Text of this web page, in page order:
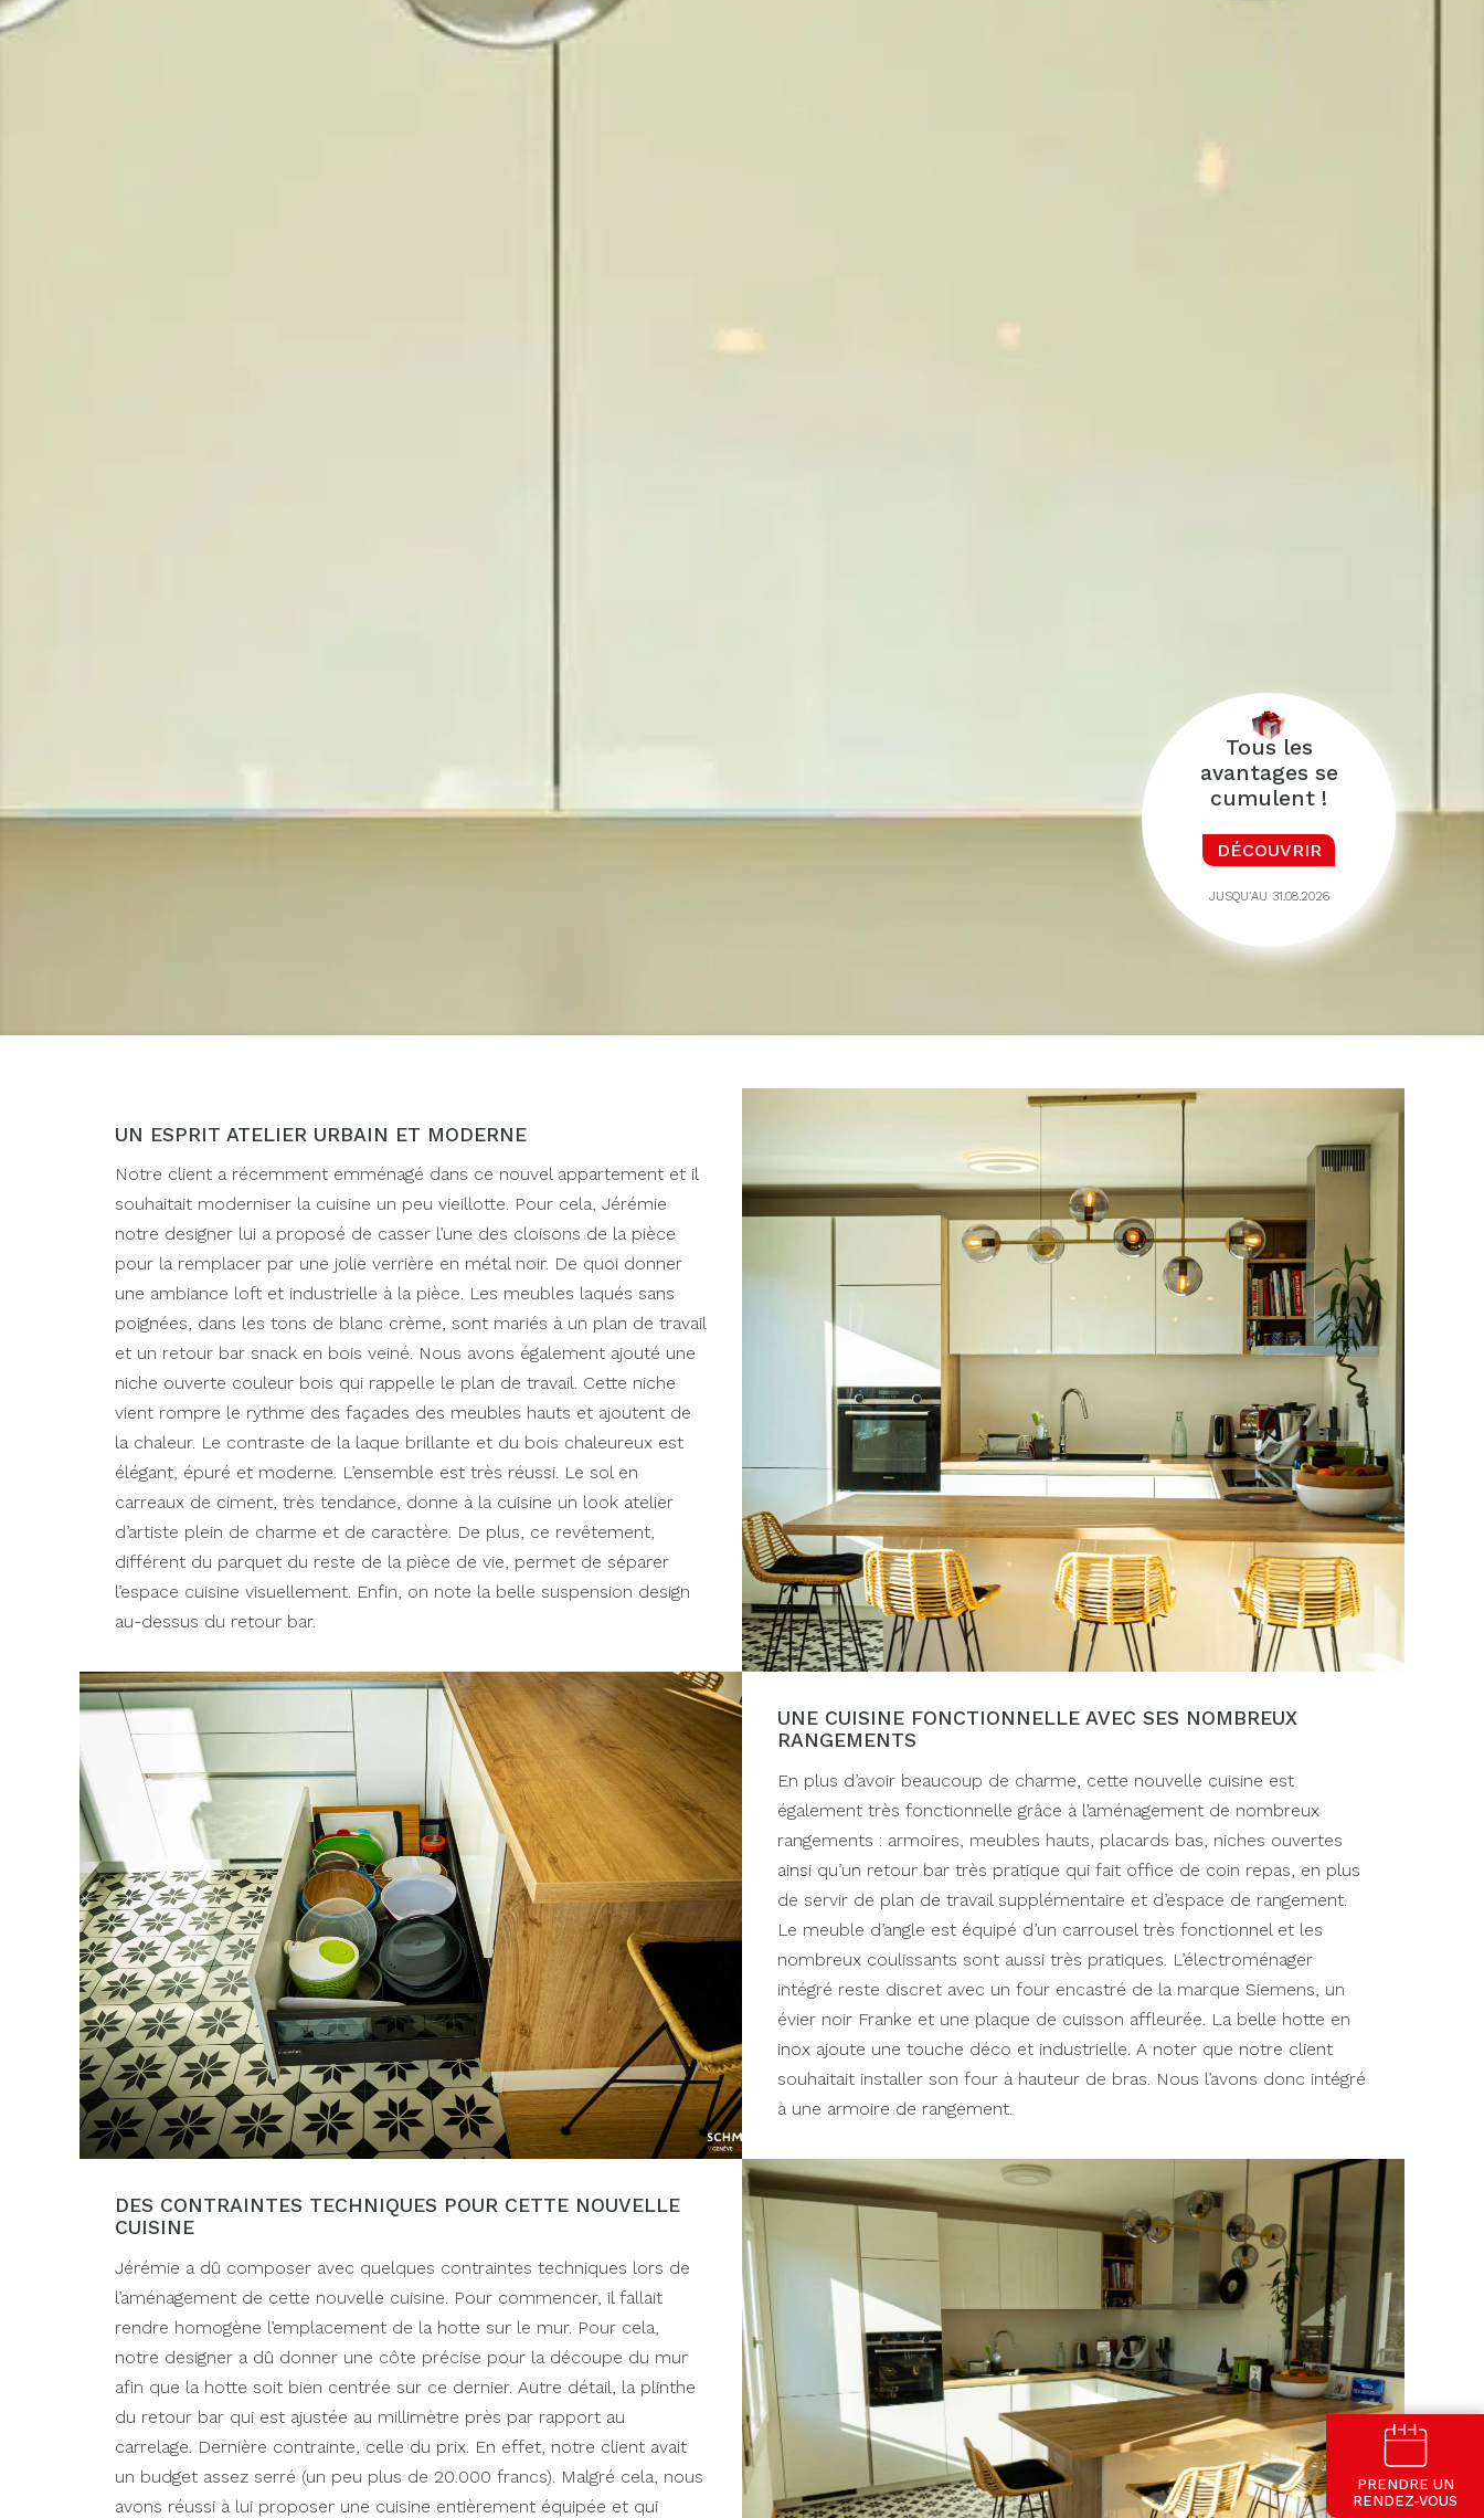
PRENDRE UN
RENDEZ-VOUS
Tous les
avantages se
cumulent !
DÉCOUVRIR
JUSQU'AU 31.08.2026
UN ESPRIT ATELIER URBAIN ET MODERNE
Notre client a récemment emménagé dans ce nouvel appartement et il
souhaitait moderniser la cuisine un peu vieillotte. Pour cela, Jérémie
notre designer lui a proposé de casser l’une des cloisons de la pièce
pour la remplacer par une jolie verrière en métal noir. De quoi donner
une ambiance loft et industrielle à la pièce. Les meubles laqués sans
poignées, dans les tons de blanc crème, sont mariés à un plan de travail
et un retour bar snack en bois veiné. Nous avons également ajouté une
niche ouverte couleur bois qui rappelle le plan de travail. Cette niche
vient rompre le rythme des façades des meubles hauts et ajoutent de
la chaleur. Le contraste de la laque brillante et du bois chaleureux est
élégant, épuré et moderne. L’ensemble est très réussi. Le sol en
carreaux de ciment, très tendance, donne à la cuisine un look atelier
d’artiste plein de charme et de caractère. De plus, ce revêtement,
différent du parquet du reste de la pièce de vie, permet de séparer
l’espace cuisine visuellement. Enfin, on note la belle suspension design
au-dessus du retour bar.
UNE CUISINE FONCTIONNELLE AVEC SES NOMBREUX
RANGEMENTS
En plus d’avoir beaucoup de charme, cette nouvelle cuisine est
également très fonctionnelle grâce à l’aménagement de nombreux
rangements : armoires, meubles hauts, placards bas, niches ouvertes
ainsi qu’un retour bar très pratique qui fait office de coin repas, en plus
de servir de plan de travail supplémentaire et d’espace de rangement.
Le meuble d’angle est équipé d’un carrousel très fonctionnel et les
nombreux coulissants sont aussi très pratiques. L’électroménager
intégré reste discret avec un four encastré de la marque Siemens, un
évier noir Franke et une plaque de cuisson affleurée. La belle hotte en
inox ajoute une touche déco et industrielle. A noter que notre client
souhaitait installer son four à hauteur de bras. Nous l’avons donc intégré
à une armoire de rangement.
DES CONTRAINTES TECHNIQUES POUR CETTE NOUVELLE
CUISINE
Jérémie a dû composer avec quelques contraintes techniques lors de
l’aménagement de cette nouvelle cuisine. Pour commencer, il fallait
rendre homogène l’emplacement de la hotte sur le mur. Pour cela,
notre designer a dû donner une côte précise pour la découpe du mur
afin que la hotte soit bien centrée sur ce dernier. Autre détail, la plinthe
du retour bar qui est ajustée au millimètre près par rapport au
carrelage. Dernière contrainte, celle du prix. En effet, notre client avait
un budget assez serré (un peu plus de 20.000 francs). Malgré cela, nous
avons réussi à lui proposer une cuisine entièrement équipée et qui